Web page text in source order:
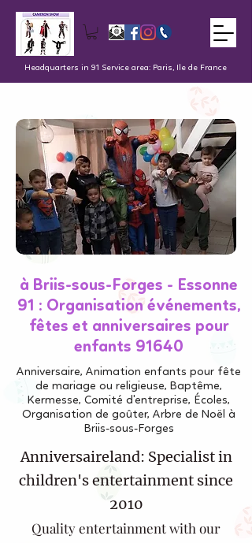
Headquarters in 91 Service area: Paris, Ile de France
à Briis-sous-Forges - Essonne
91 : Organisation événements,
fêtes et anniversaires pour
enfants 91640
Anniversaire, Animation enfants pour fête
de mariage ou religieuse, Baptême,
Kermesse, Comité d'entreprise, Écoles,
Organisation de goûter, Arbre de Noël à
Briis-sous-Forges
Anniversaireland: Specialist in
children's entertainment since
2010
Quality entertainment with our